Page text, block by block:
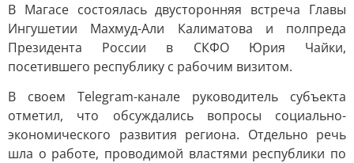
В Магасе состоялась двусторонняя встреча Главы
Ингушетии Махмуд-Али Калиматова и полпреда
Президента России в СКФО Юрия Чайки,
посетившего республику с рабочим визитом.
В своем Telegram-канале руководитель субъекта
отметил, что обсуждались вопросы социально-
экономического развития региона. Отдельно речь
шла о работе, проводимой властями республики по